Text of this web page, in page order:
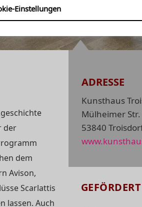
SCARLATTI-
der
dem
Avison,
Scarlattis
lassen. Auch
ADRESSE
Kunsthaus
Mülheimer Str.
53840
Einstellungen